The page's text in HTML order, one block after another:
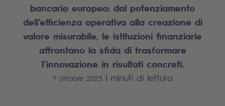
bancario europeo: dal potenziamento
dell’efficienza operativa alla creazione di
valore misurabile, le istituzioni finanziarie
affrontano la sfida di trasformare
l’innovazione in risultati concreti.
7 ottobre 2025 | minuti di lettura